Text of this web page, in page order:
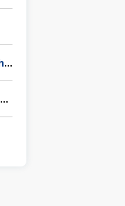
PT Equalindo Makmur Alam Sejahtera (Equalindo Group)
PT Sinar Metrindo Perkasa (SIMETRI)